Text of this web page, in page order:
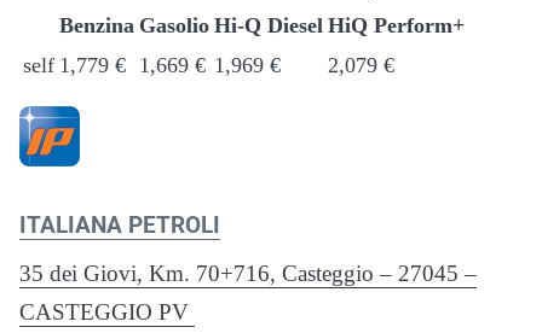
Benzina Gasolio Hi-Q Diesel HiQ Perform+
self 1,779 € 1,669 € 1,969 € 2,079 €
ITALIANA PETROLI
35 dei Giovi, Km. 70+716, Casteggio – 27045 –
CASTEGGIO PV